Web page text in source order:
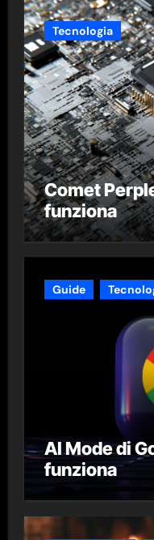
Tecnologia
Comet
funziona
Guide
AI Mode di
funziona